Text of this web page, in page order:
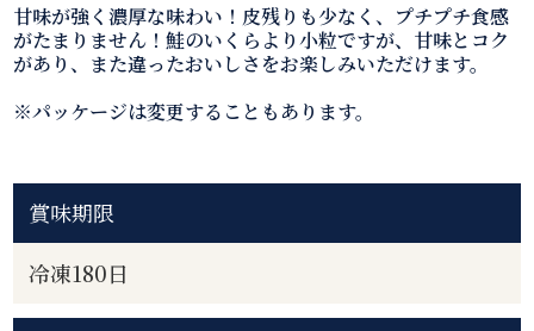
甘味が強く濃厚な味わい！皮残りも少なく、プチプチ食感
がたまりません！鮭のいくらより小粒ですが、甘味とコク
があり、また違ったおいしさをお楽しみいただけます。
※パッケージは変更することもあります。
賞味期限
冷凍180日